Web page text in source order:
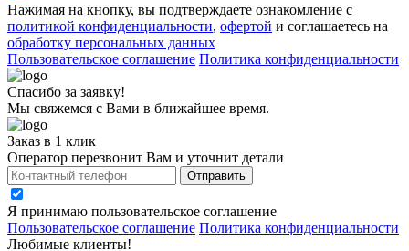
Нажимая на кнопку, вы подтверждаете ознакомление с
политикой конфиденциальности, офертой и соглашаетесь на
обработку персональных данных
Пользовательское соглашение Политика конфиденциальности
Спасибо за заявку!
Мы свяжемся с Вами в ближайшее время.
Заказ в 1 клик
Оператор перезвонит Вам и уточнит детали
Отправить
Я принимаю пользовательское соглашение
Пользовательское соглашение Политика конфиденциальности
Любимые клиенты!